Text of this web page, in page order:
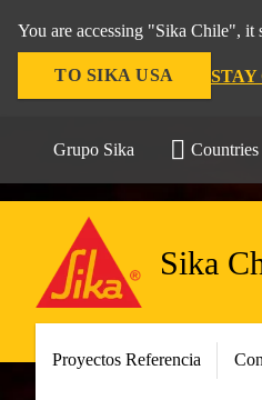
You are accessing "Sika Chile", it
TO SIKA USA
Grupo Sika Countries
Sika
Proyectos Referencia